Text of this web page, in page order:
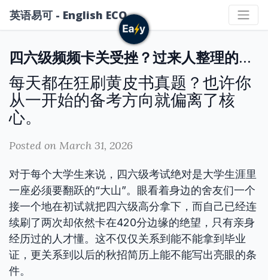
英语易可 - English ECO
四六级频频卡关受挫？过来人整理的备考避坑与涨分指南
每天都在狂刷黄皮书真题？也许你
从一开始的备考方向就偏离了核
心。
Posted on March 31, 2026
对于每个大学生来说，四六级考试绝对是大学生涯里
一座必须要翻跃的“大山”。眼看着身边的舍友们一个
接一个地在初试就把四六级高分拿下，而自己已经连
续刷了两次却依然卡在420分边缘的绝望，只有亲身
经历过的人才懂。这不仅仅关系到能不能拿到毕业
证，更关系到以后的秋招简历上能不能写出亮眼的条
件。